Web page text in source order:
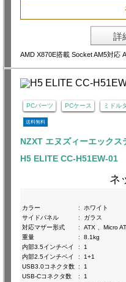
詳
AMD X870E搭載 Socket AM5対応
PCパーツ PCケース ミドル
送料無料
NZXT エヌズィーエックス
H5 ELITE CC-H51EW-01
ネ
カラー
:
ホワイト
サイドパネル
:
ガラス
対応マザー形式
:
ATX 、Micro
重量
:
8.1kg
内部3.5インチベイ
:
1
内部2.5インチベイ
:
1+1
USB3.0コネクタ数 :
1
USB-Cコネクタ数
:
1